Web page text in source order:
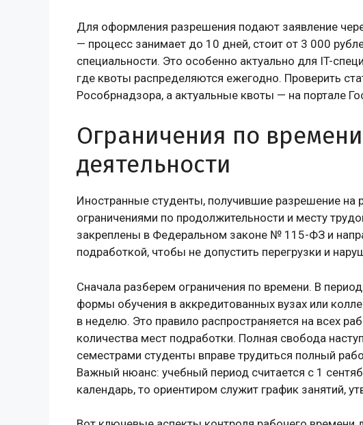
Для оформления разрешения подают заявление
— процесс занимает до 10 дней, стоит от 3 000
специальности. Это особенно актуально для IT-
где квоты распределяются ежегодно. Проверить
Рособрнадзора, а актуальные квоты — на портале
Ограничения по
деятельности
Иностранные студенты, получившие разрешение на
ограничениями по продолжительности и месту
закреплены в Федеральном законе № 115-ФЗ и
подработкой, чтобы не допустить перегрузки и
Сначала разберем ограничения по времени. В
формы обучения в аккредитованных вузах или
в неделю. Это правило распространяется на всех
количества мест подработки. Полная свобода
семестрами студенты вправе трудиться полный
Важный нюанс: учебный период считается с 1
календарь, то ориентиром служит график занятий,